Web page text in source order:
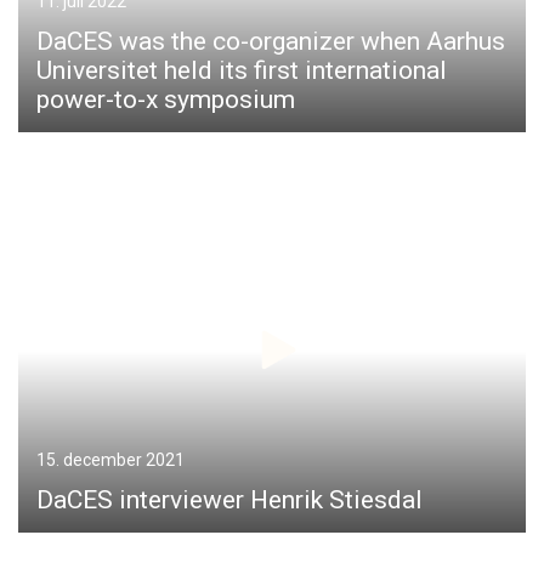
DaCES was the co-organizer when Aarhus
Universitet held its first international
power-to-x symposium
15. december 2021
DaCES interviewer Henrik Stiesdal